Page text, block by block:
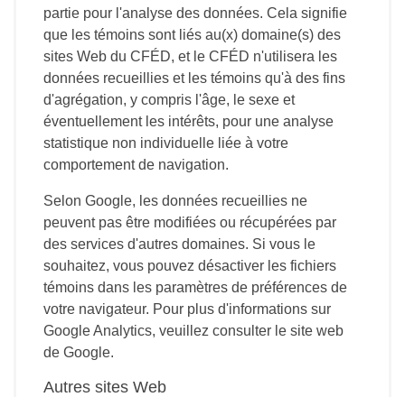
partie pour l'analyse des données. Cela signifie
que les témoins sont liés au(x) domaine(s) des
sites Web du CFÉD, et le CFÉD n'utilisera les
données recueillies et les témoins qu'à des fins
d'agrégation, y compris l'âge, le sexe et
éventuellement les intérêts, pour une analyse
statistique non individuelle liée à votre
comportement de navigation.
Selon Google, les données recueillies ne
peuvent pas être modifiées ou récupérées par
des services d'autres domaines. Si vous le
souhaitez, vous pouvez désactiver les fichiers
témoins dans les paramètres de préférences de
votre navigateur. Pour plus d'informations sur
Google Analytics, veuillez consulter le site web
de Google.
Autres sites Web